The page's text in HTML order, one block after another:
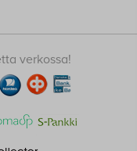
verkossa!